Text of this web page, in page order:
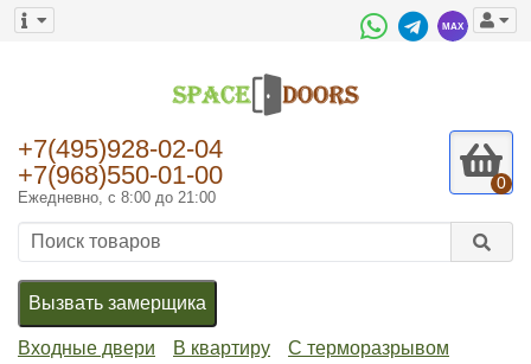
+7(495)928-02-04
+7(968)550-01-00
Ежедневно, с 8:00 до 21:00
0
Вызвать замерщика
Входные двери В квартиру С терморазрывом